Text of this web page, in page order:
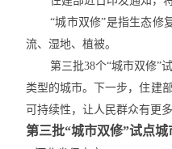
“城市双修”是指生态修
流、湿地、植被。
第三批38个“城市双修”
类型的城市。下一步，住建
可持续性，让人民群众有更
第三批“城市双修”试点城